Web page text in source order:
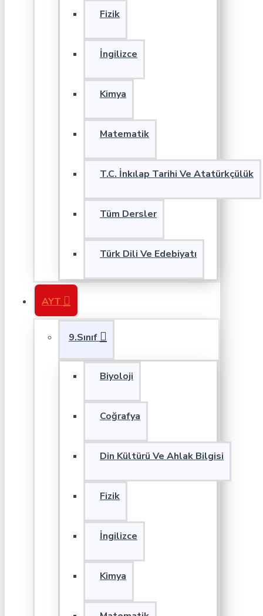
Fizik
İngilizce
Kimya
Matematik
T.C. İnkılap Tarihi Ve Atatürkçülük
Tüm Dersler
Türk Dili Ve Edebiyatı
AYT
9.Sınıf
Biyoloji
Coğrafya
Din Kültürü Ve Ahlak Bilgisi
Fizik
İngilizce
Kimya